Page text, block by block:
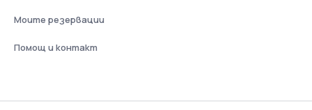
Моите резервации
Помощ и контакт